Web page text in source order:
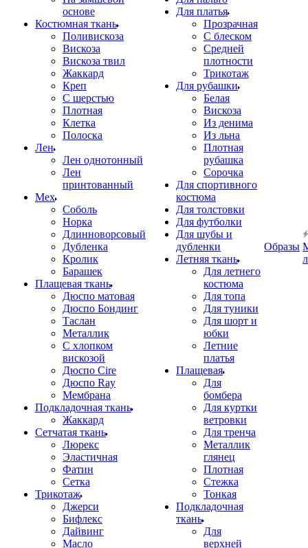
основе
Костюмная ткань
Поливискоза
Вискоза
Вискоза твил
Жаккард
Креп
С шерстью
Плотная
Клетка
Полоска
Лен
Лен однотонный
Лен
принтованный
Мех
Соболь
Норка
Длинноворсовый
Дубленка
Кролик
Барашек
Плащевая ткань
Дюспо матовая
Дюспо Бондинг
Таслан
Металлик
С хлопком
вискозой
Дюспо Cire
Дюспо Ray
Мембрана
Подкладочная ткань
Жаккард
Сетчатая ткань
Люрекс
Эластичная
Фатин
Сетка
Трикотаж
Джерси
Бифлекс
Дайвинг
Масло
Для платья
Прозрачная
С блеском
Средней
плотности
Трикотаж
Для рубашки
Белая
Вискоза
Из денима
Из льна
Плотная
рубашка
Сорочка
Для спортивного
костюма
Для толстовки
Для футболки
Для шубы и
дубленки
Летняя ткань
Для летнего
костюма
Для топа
Для туники
Для шорт и
юбки
Летние
платья
Плащевая
Для
бомбера
Для куртки
ветровки
Для тренча
Металлик
глянец
Плотная
Стежка
Тонкая
Подкладочная
ткань
Для
верхней
Образы